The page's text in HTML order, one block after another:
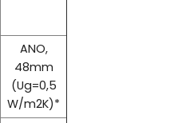
ANO,
48mm
(Ug=0,5
W/m2K)*